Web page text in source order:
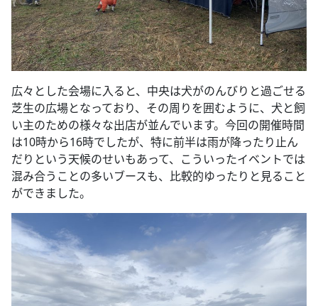
広々とした会場に入ると、中央は犬がのんびりと過ごせる
芝生の広場となっており、その周りを囲むように、犬と飼
い主のための様々な出店が並んでいます。今回の開催時間
は10時から16時でしたが、特に前半は雨が降ったり止ん
だりという天候のせいもあって、こういったイベントでは
混み合うことの多いブースも、比較的ゆったりと見ること
ができました。